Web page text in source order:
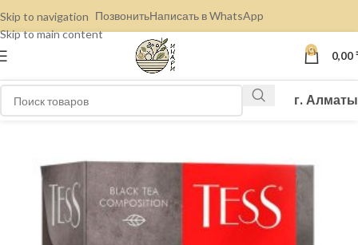
Skip to navigation
Skip to main content
ПозвонитьНаписать в WhatsApp
0 0,00
г. Алматы